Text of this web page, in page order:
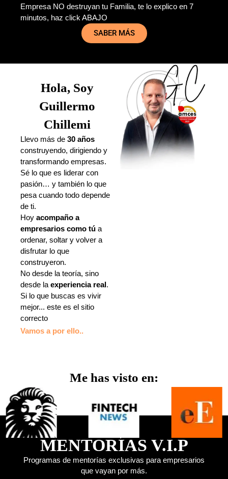
Empresa NO destruyan tu Familia, te lo explico en 7
minutos, haz click ABAJO
SABER MÁS
Hola, Soy
Guillermo
Chillemi
Llevo más de 30 años
construyendo, dirigiendo y
transformando empresas.
Sé lo que es liderar con
pasión… y también lo que
pesa cuando todo depende
de ti.
Hoy acompaño a
empresarios como tú a
ordenar, soltar y volver a
disfrutar lo que
construyeron.
No desde la teoría, sino
desde la experiencia real.
Si lo que buscas es vivir
mejor... este es el sitio
correcto
Vamos a por ello..
Me has visto en:
MENTORÍAS V.I.P
Programas de mentorías exclusivas para empresarios
que vayan por más.